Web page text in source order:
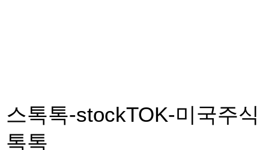
스톡톡-stockTOK-미국주식
톡톡